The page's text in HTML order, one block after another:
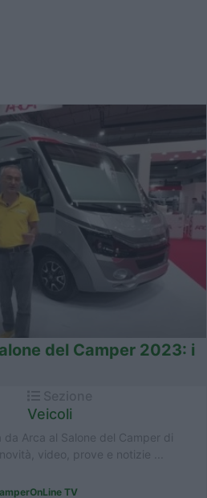
del Camper 2023: i
Veicoli
Arca al Salone del Camper di
video, prove e notizie ...
TV